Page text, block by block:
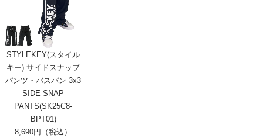
STYLEKEY(スタイル
キー) サイドスナップ
パンツ・バスパン 3x3
SIDE SNAP
PANTS(SK25C8-
BPT01)
8,690円（税込）